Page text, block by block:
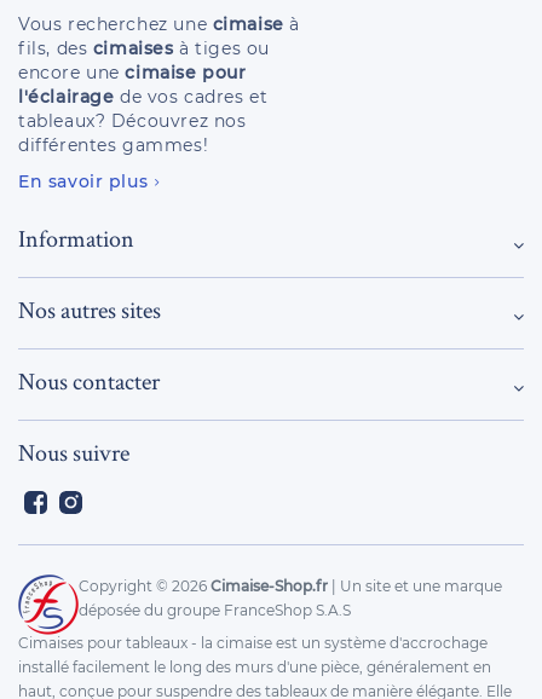
Vous recherchez une cimaise à
fils, des cimaises à tiges ou
encore unecimaise pour
l'éclairage de vos cadres et
tableaux? Découvrez nos
différentes gammes!
En savoir plus
Information
Nos autres sites
Nous contacter
Nous suivre
Facebook
Copyright © 2026 Cimaise-Shop.fr | Un site et une marque
déposée du groupe FranceShop S.A.S
Cimaises pour tableaux - la cimaise est un système d'accrochage
installé facilement le long des murs d'une pièce, généralement en
haut, conçue pour suspendre des tableaux de manière élégante. Elle